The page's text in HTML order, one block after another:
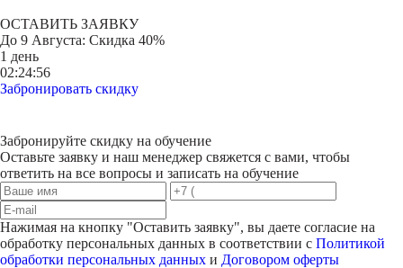
ОСТАВИТЬ ЗАЯВКУ
До 9 Августа: Скидка 40%
1 день
02:24:56
Забронировать скидку
Забронируйте скидку на обучение
Оставьте заявку и наш менеджер свяжется с вами, чтобы
ответить на все вопросы и записать на обучение
Нажимая на кнопку "Оставить заявку", вы даете согласие на
обработку персональных данных в соответствии с Политикой
обработки персональных данных и Договором оферты